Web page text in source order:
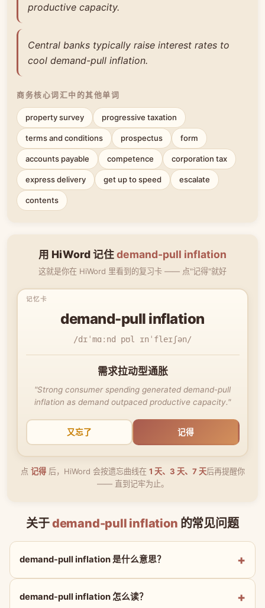
productive capacity.
Central banks typically raise interest rates to
cool demand-pull inflation.
商务核心词汇中的其他单词
property survey progressive taxation
terms and conditions prospectus form
accounts payable competence corporation tax
express delivery get up to speed escalate
contents
用 HiWord 记住demand-pull inflation
这就是你在 HiWord 里看到的复习卡 —— 点"记得"就好
demand-pull inflation
/dɪˈmɑːnd pʊl ɪnˈfleɪʃən/
需求拉动型通胀
"Strong consumer spending generated demand-pull
inflation as demand outpaced productive capacity."
又忘了 记得
点 记得后，HiWord 会按遗忘曲线在 1 天、3 天、7 天后再提醒你
—— 直到记牢为止。
关于demand-pull inflation 的常见问题
demand-pull inflation 是什么意思？
demand-pull inflation 怎么读？